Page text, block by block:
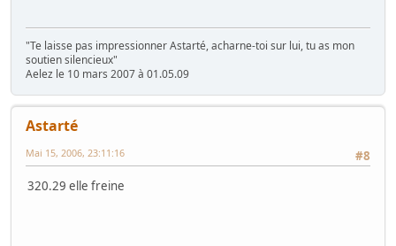
"Te laisse pas impressionner Astarté, acharne-toi sur lui, tu as mon
soutien silencieux"
Aelez le 10 mars 2007 à 01.05.09
Astarté
#8
Mai 15, 2006, 23:11:16
320.29 elle freine